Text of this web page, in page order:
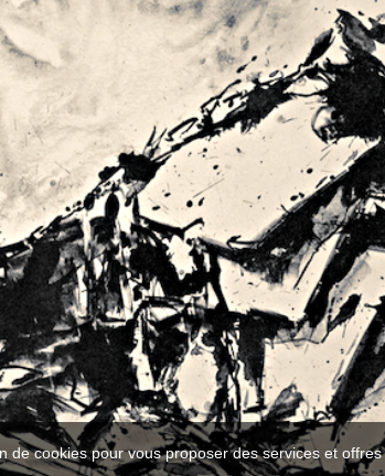
de cookies pour vous proposer des services et